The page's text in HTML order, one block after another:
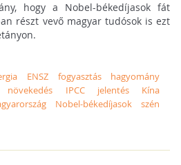
hogy a Nobel-békedíjasok fát
részt vevő magyar tudósok is ezt
ENSZ fogyasztás
hagyomány
növekedés IPCC jelentés
Kína
Nobel-békedíjasok
szén